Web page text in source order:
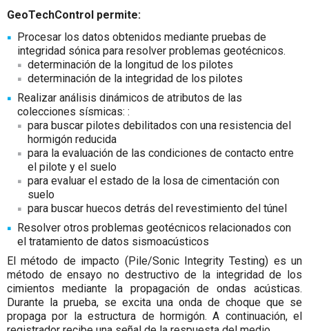
GeoTechControl permite:
Procesar los datos obtenidos mediante pruebas de
integridad sónica para resolver problemas geotécnicos.
determinación de la longitud de los pilotes
determinación de la integridad de los pilotes
Realizar análisis dinámicos de atributos de las
colecciones sísmicas: :
para buscar pilotes debilitados con una resistencia del
hormigón reducida
para la evaluación de las condiciones de contacto entre
el pilote y el suelo
para evaluar el estado de la losa de cimentación con
suelo
para buscar huecos detrás del revestimiento del túnel
Resolver otros problemas geotécnicos relacionados con
el tratamiento de datos sismoacústicos
El método de impacto (Pile/Sonic Integrity Testing) es un
método de ensayo no destructivo de la integridad de los
cimientos mediante la propagación de ondas acústicas.
Durante la prueba, se excita una onda de choque que se
propaga por la estructura de hormigón. A continuación, el